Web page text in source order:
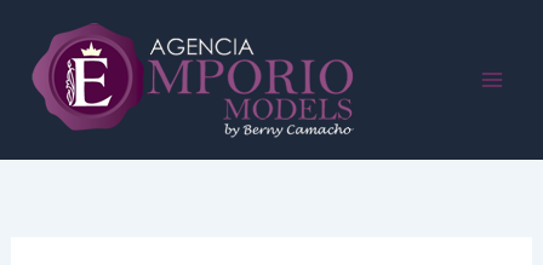
contenido